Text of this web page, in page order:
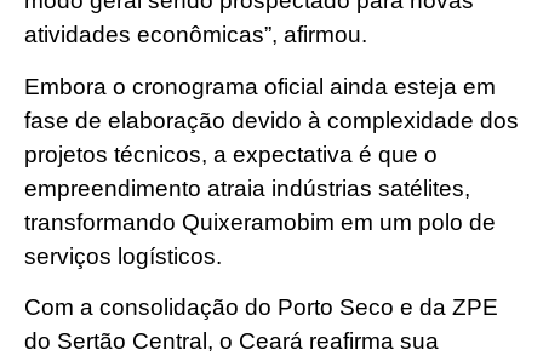
atividades econômicas”, afirmou.
Embora o cronograma oficial ainda esteja em
fase de elaboração devido à complexidade dos
projetos técnicos, a expectativa é que o
empreendimento atraia indústrias satélites,
transformando Quixeramobim em um polo de
serviços logísticos.
Com a consolidação do Porto Seco e da ZPE
do Sertão Central, o Ceará reafirma sua